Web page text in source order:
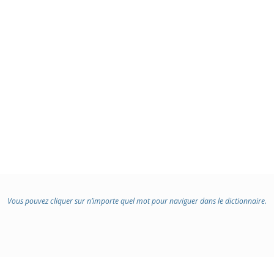
Vous pouvez cliquer sur n’importe quel mot pour naviguer dans le dictionnaire.